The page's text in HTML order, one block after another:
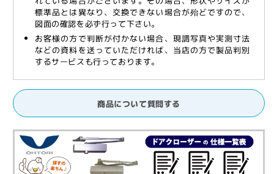
50
シ
リ
ー
NHN,
の
数
量
50
シ
リ
ー
ズ,
NHN,
DIA,
の
数
量
標準品とは異なり、交換できない場合が殆どですので、
図面の確認を必ず行って下さい。
お客様の方で判断が付かない場合、現調写真や実測寸法
などの資料を送っていただければ、当店の方で製品判別
するサービスも行っております。
商品について質問する